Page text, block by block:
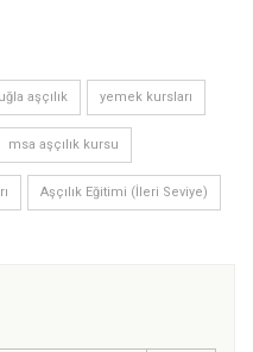
aşçılık yemek kursları
msa aşçılık kursu
Aşçılık Eğitimi (İleri Seviye)